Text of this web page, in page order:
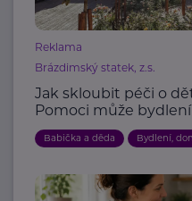
Reklama
Brázdimský statek, z.s.
Jak skloubit péči o
Pomoci může
Babička a děda Bydlení,